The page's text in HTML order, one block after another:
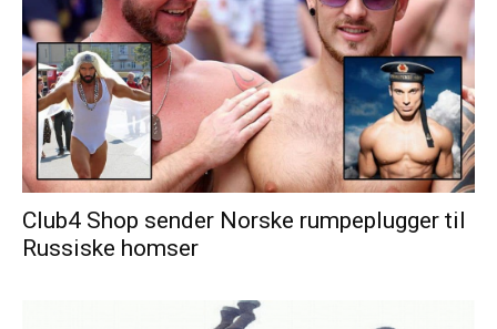
Club4 Shop sender Norske rumpeplugger til
Russiske homser